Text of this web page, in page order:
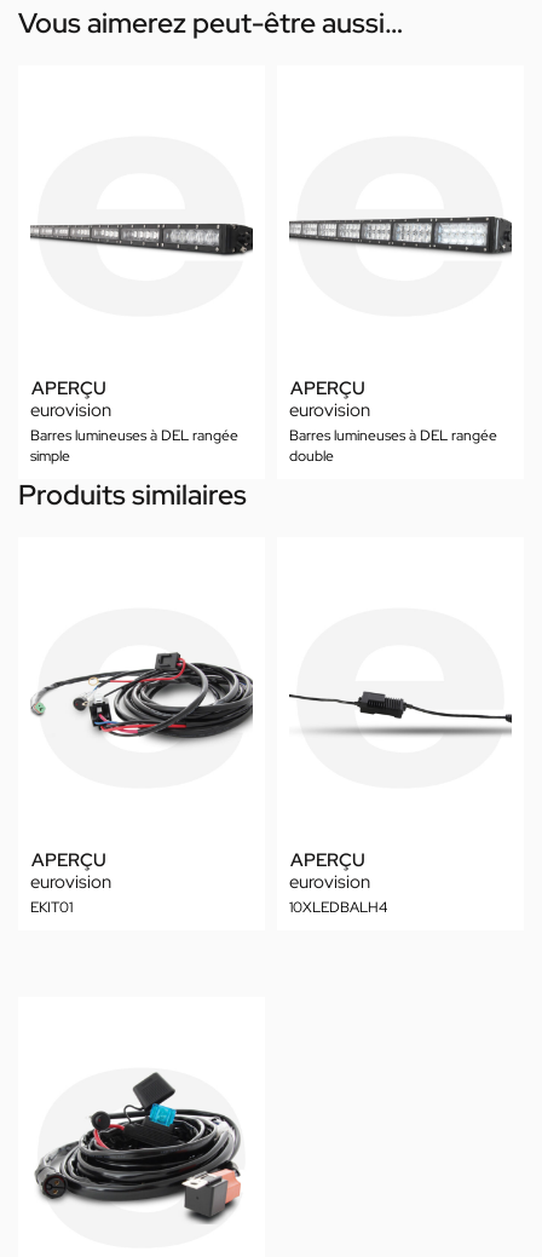
Vous aimerez peut-être aussi…
APERÇU
eurovision
Barres lumineuses à DEL rangée
simple
APERÇU
eurovision
Barres lumineuses à DEL rangée
double
Produits similaires
APERÇU
eurovision
EKIT01
APERÇU
eurovision
10XLEDBALH4